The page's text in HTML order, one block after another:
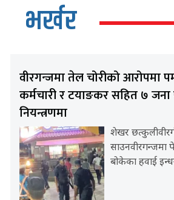
भर्खर
वीरगन्जमा तेल चोरीको आरोपमा
कर्मचारी र टयाङकर सहित ७ जना
नियन्त्रणमा
शेखर
साउनवीरगन्जमा
बोकेका हवाई